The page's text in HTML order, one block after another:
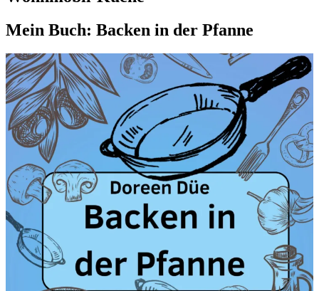
Mein Buch: Backen in der Pfanne